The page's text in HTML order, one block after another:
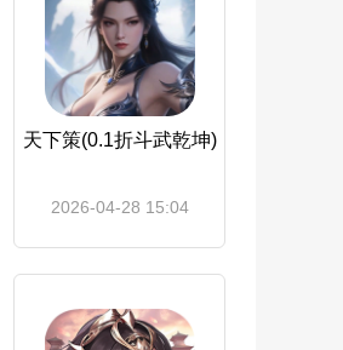
天下策(0.1折斗武乾坤)
2026-04-28 15:04